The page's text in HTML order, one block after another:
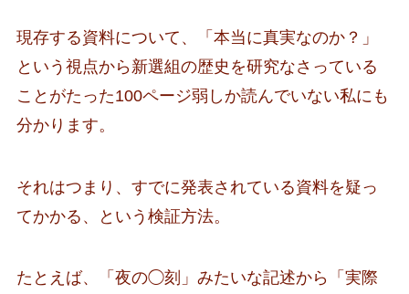
現存する資料について、「本当に真実なのか？」
という視点から新選組の歴史を研究なさっている
ことがたった100ページ弱しか読んでいない私にも
分かります。
それはつまり、すでに発表されている資料を疑っ
てかかる、という検証方法。
たとえば、「夜の◯刻」みたいな記述から「実際